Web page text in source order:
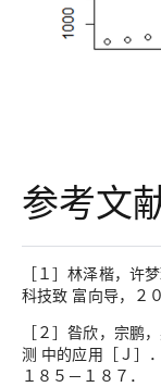
参考文
［１］林泽楷，许
科技致 富向导，２
［２］昝欣，宗鹏
测 中的应用［Ｊ］
１８５－１８７．